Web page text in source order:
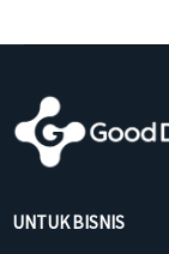
UNTUK BISNIS